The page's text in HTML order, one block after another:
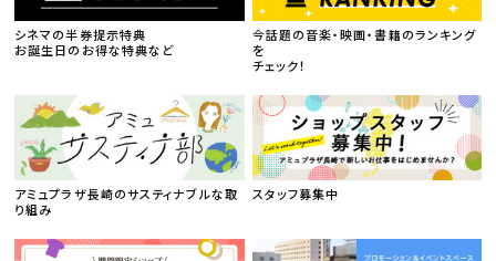
シネマの半券提示特典
お誕生日のお得な特典など
今話題の音楽・映画・書籍のランキング
を
チェック！
アミュプラザ長崎のサスティナブルな取
り組み
スタッフ募集中